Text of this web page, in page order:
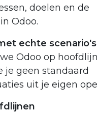
doelen en de
Odoo.
echte scenario's
Odoo op
je geen standaard
uit je eigen